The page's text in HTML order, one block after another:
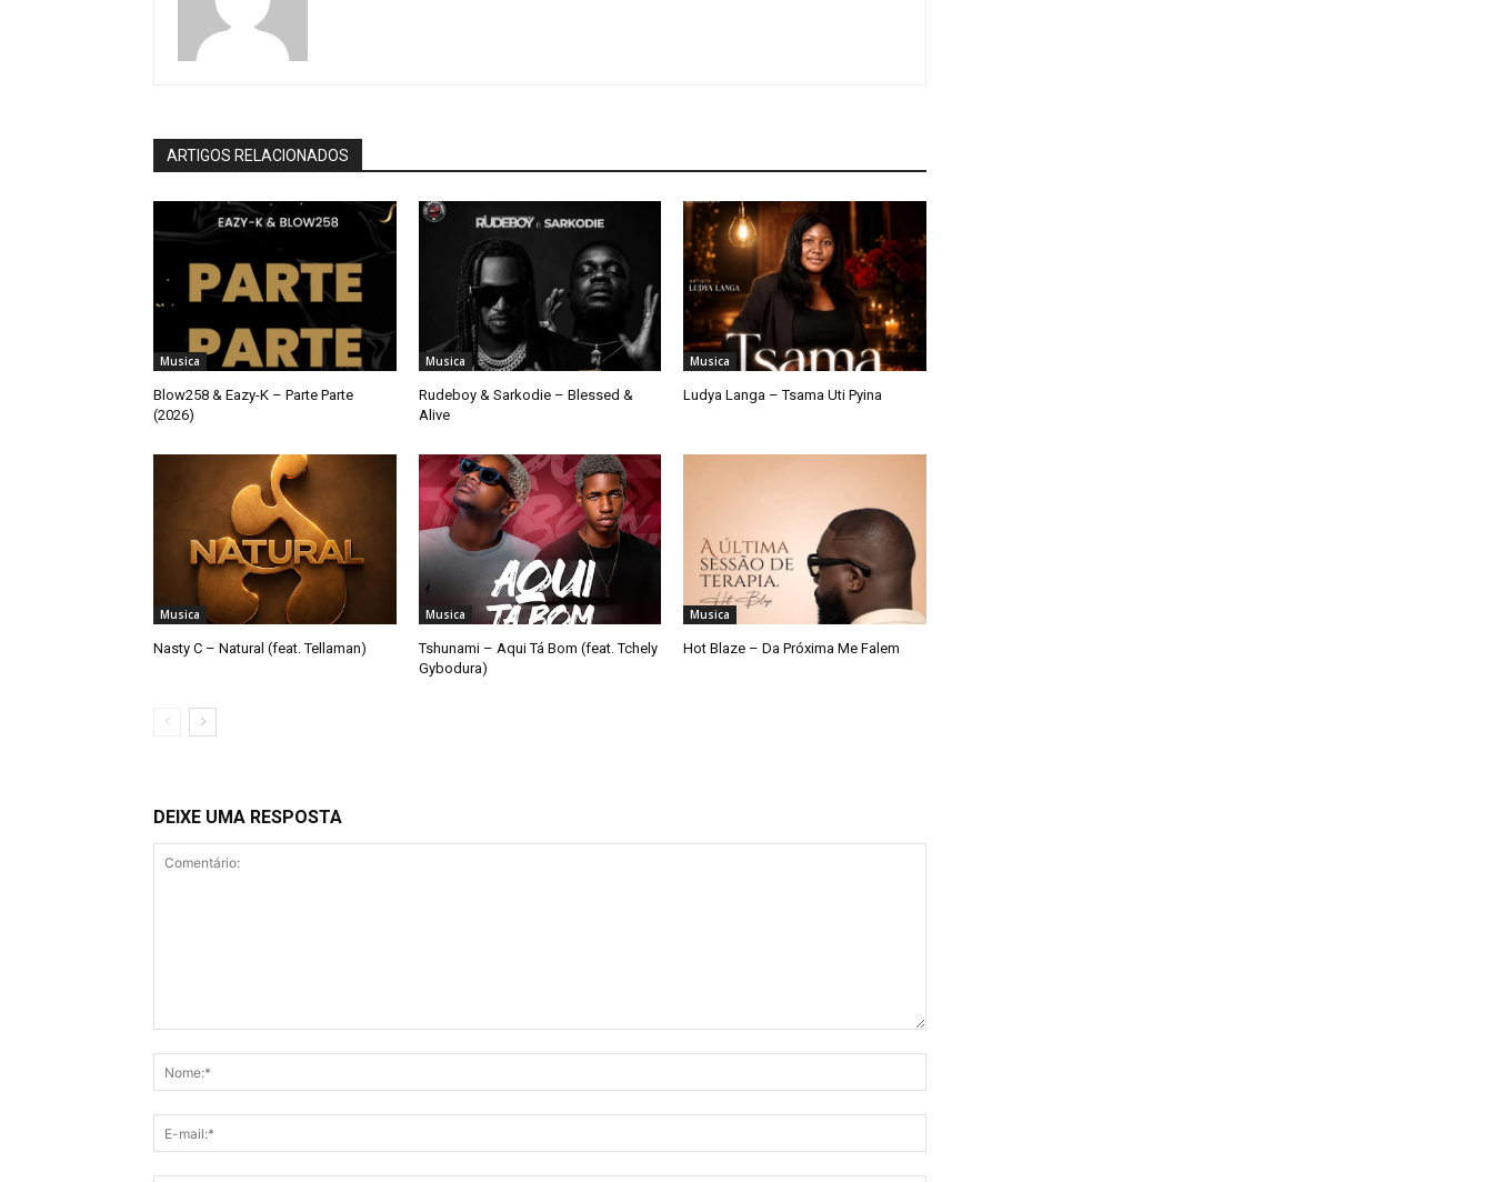
ARTIGOS RELACIONADOS
Musica
Blow258 & Eazy-K – Parte Parte
(2026)
Musica
Rudeboy & Sarkodie – Blessed &
Alive
Musica
Ludya Langa – Tsama Uti Pyina
Musica
Nasty C – Natural (feat. Tellaman)
Musica
Tshunami – Aqui Tá Bom (feat. Tchely
Gybodura)
Musica
Hot Blaze – Da Próxima Me Falem
DEIXE UMA RESPOSTA
mail:*